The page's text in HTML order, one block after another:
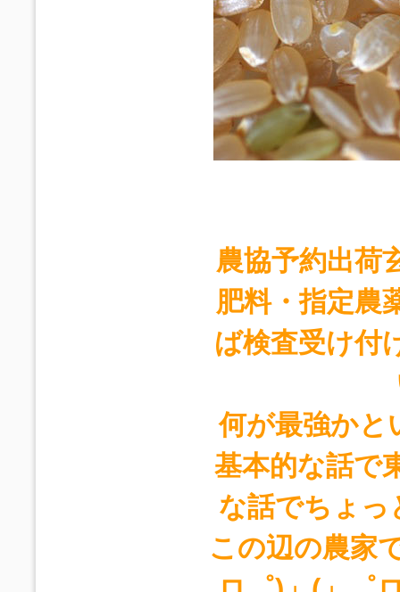
農協予約出荷
肥料・指定農
ば検査受け付
何が最強かと
基本的な話で
な話でちょっ
この辺の農家